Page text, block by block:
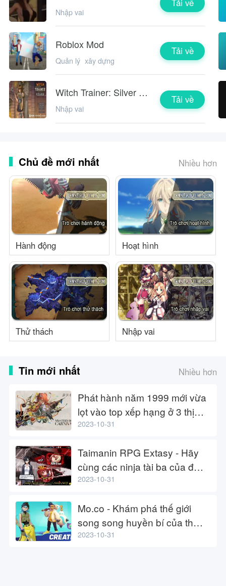
Nhập vai
Roblox Mod
Quản lý xây dựng
Tải về
Witch Trainer: Silver Mod
Nhập vai
Tải về
Chủ đề mới nhất Nhiều hơn
Hành động Hoạt hình
Thử thách Nhập vai
Tin mới nhất Nhiều hơn
Phát hành năm 1999 mới vừa
lọt vào top xếp hạng ở 3 thị
trường hàng đầu
2023-10-31
Taimanin RPG Extasy - Hãy
cùng các ninja tài ba của đội
Taimanin chiến đấu chống lại
2023-10-31
Mo.co - Khám phá thế giới
song song huyền bí của thợ
săn quái vật mạnh nhất
2023-10-31